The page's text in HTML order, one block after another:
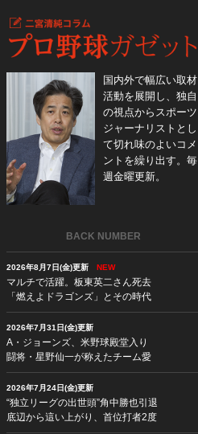
国内外で幅広い取材
活動を展開し、独自
の視点からスポーツ
ジャーナリストとし
て切れ味のよいコメ
ントを繰り出す。毎
週金曜更新。
BACK NUMBER
2026年8月7日(金)更新 NEW
マルチで活躍。板東英二さん死去
「燃えよドラゴンズ」とその時代
2026年7月31日(金)更新
A・ジョーンズ、米野球殿堂入り
闘将・星野仙一が称えたチーム愛
2026年7月24日(金)更新
“独立リーグの出世頭”角中勝也引退
底辺から這い上がり、首位打者2度